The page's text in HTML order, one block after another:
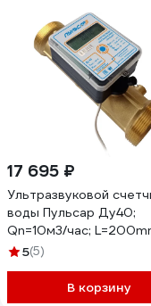
17 695 ₽
Ультразвуковой
воды Пульсар Ду40;
Qn=10м3/чac;
имп. выходом;
5(5)
В корзину